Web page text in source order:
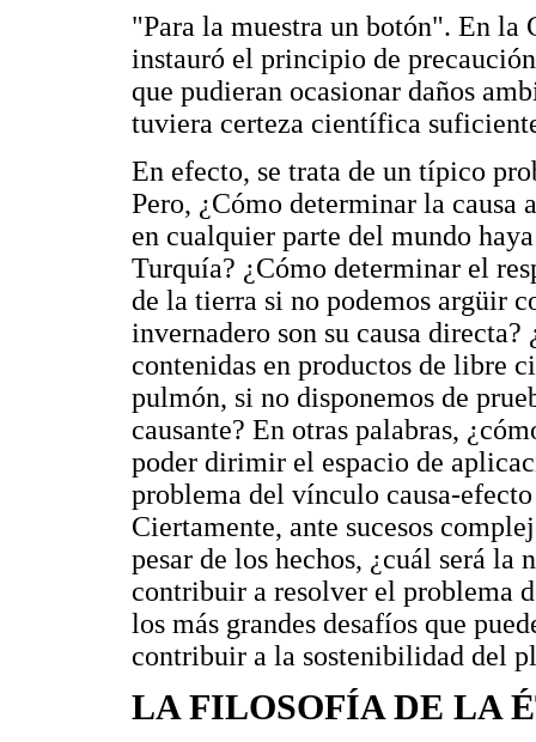
"Para la muestra un botón". En la
instauró el principio de
que pudieran ocasionar daños
tuviera certeza científica
En efecto, se trata de un típico
Pero, ¿Cómo determinar la causa
en cualquier parte del mundo
Turquía? ¿Cómo determinar el
de la tierra si no podemos argüir
invernadero son su causa
contenidas en productos de libre
pulmón, si no disponemos de
causante? En otras palabras,
poder dirimir el espacio de
problema del vínculo causa-
Ciertamente, ante sucesos
pesar de los hechos, ¿cuál será la
contribuir a resolver el problema
los más grandes desafíos que
contribuir a la sostenibilidad del
LA FILOSOFÍA DE LA